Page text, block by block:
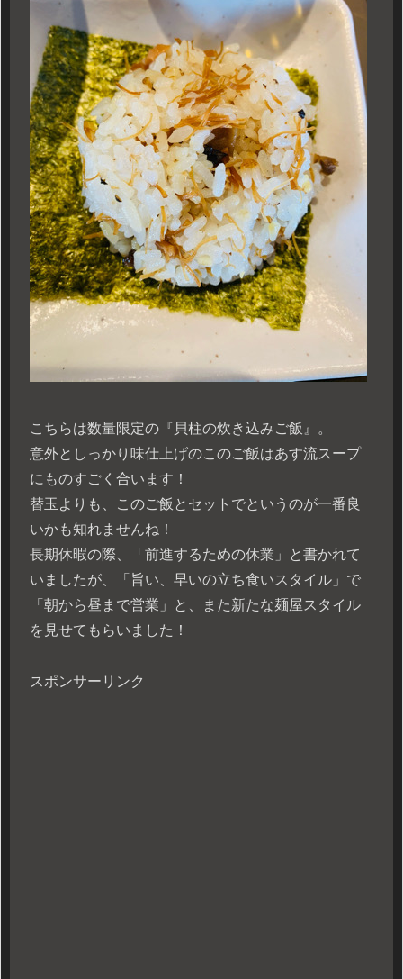
こちらは数量限定の『貝柱の炊き込みご飯』。
意外としっかり味仕上げのこのご飯はあす流スープ
にものすごく合います！
替玉よりも、このご飯とセットでというのが一番良
いかも知れませんね！
長期休暇の際、「前進するための休業」と書かれて
いましたが、「旨い、早いの立ち食いスタイル」で
「朝から昼まで営業」と、また新たな麺屋スタイル
を見せてもらいました！
スポンサーリンク